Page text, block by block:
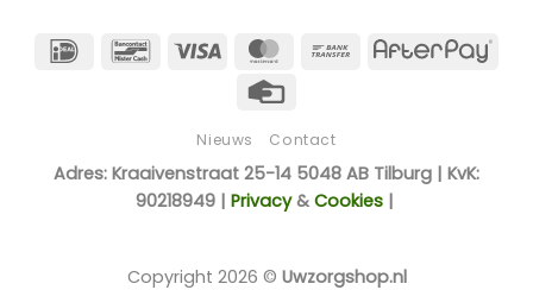
IDeal Bancontact
Visa MasterCard
Bank
Nieuws Contact
Adres: Kraaivenstraat 25-14 5048 AB Tilburg | KvK:
90218949 | Privacy& Cookies|
Copyright 2026 © Uwzorgshop.nl